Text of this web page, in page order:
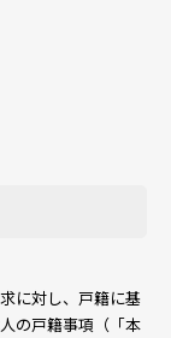
に対し、戸籍に基
の戸籍事項（「本